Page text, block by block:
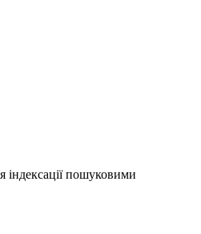
індексації пошуковими